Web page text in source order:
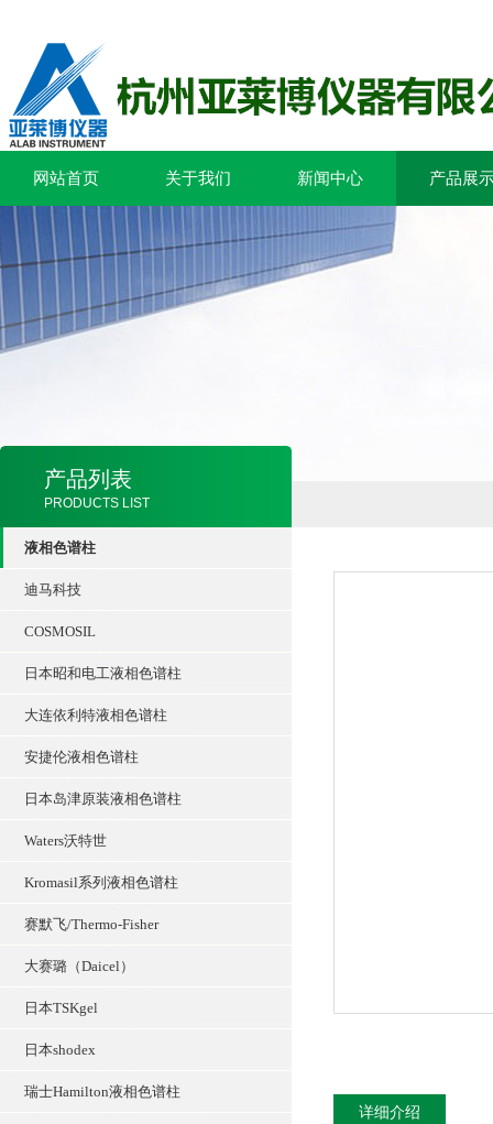
网站首页 关于我们 新闻中心 产品展
产品列表
PRODUCTS LIST
液相色谱柱
迪马科技
COSMOSIL
日本昭和电工液相色谱柱
大连依利特液相色谱柱
安捷伦液相色谱柱
日本岛津原装液相色谱柱
Waters沃特世
Kromasil系列液相色谱柱
赛默飞/Thermo-Fisher
大赛璐（Daicel）
日本TSKgel
日本shodex
瑞士Hamilton液相色谱柱
详细介绍